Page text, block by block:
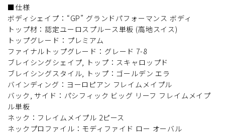
■仕様
ボディシェイプ：“GP” グランドパフォーマンス ボディ
トップ材：認定ユーロスプルース単板 (高地スイス)
トップグレード：プレミアム
ファイナルトップグレード：グレード 7-8
ブレイシングシェイプ, トップ：スキャロップド
ブレイシングスタイル, トップ：ゴールデン エラ
バインディング：ヨーロピアン フレイムメイプル
バック, サイド：パシフィック ビッグ リーフ フレイムメイプ
ル単板
ネック：フレイムメイプル 2ピース
ネックプロファイル：モディファイド ロー オーバル